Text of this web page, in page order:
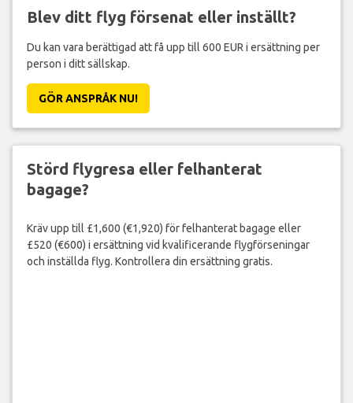
Blev ditt flyg försenat eller inställt?
Du kan vara berättigad att få upp till 600 EUR i ersättning per
person i ditt sällskap.
GÖR ANSPRÅK NU!
Störd flygresa eller felhanterat
bagage?
Kräv upp till £1,600 (€1,920) för felhanterat bagage eller
£520 (€600) i ersättning vid kvalificerande flygförseningar
och inställda flyg. Kontrollera din ersättning gratis.